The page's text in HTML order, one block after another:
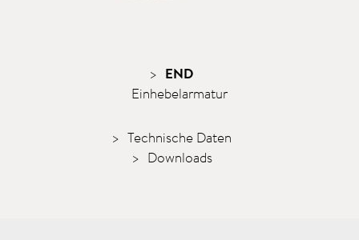
END
Einhebel­armatur
Technische Daten
Downloads